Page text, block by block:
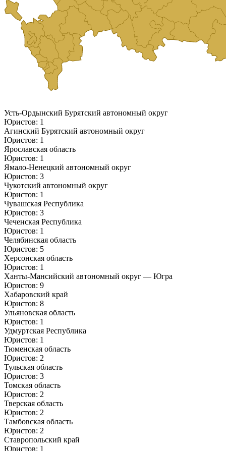
Усть-Ордынский Бурятский автономный округ
Юристов: 1
Агинский Бурятский автономный округ
Юристов: 1
Ярославская область
Юристов: 1
Ямало-Ненецкий автономный округ
Юристов: 3
Чукотский автономный округ
Юристов: 1
Чувашская Республика
Юристов: 3
Чеченская Республика
Юристов: 1
Челябинская область
Юристов: 5
Херсонская область
Юристов: 1
Ханты-Мансийский автономный округ — Югра
Юристов: 9
Хабаровский край
Юристов: 8
Ульяновская область
Юристов: 1
Удмуртская Республика
Юристов: 1
Тюменская область
Юристов: 2
Тульская область
Юристов: 3
Томская область
Юристов: 2
Тверская область
Юристов: 2
Тамбовская область
Юристов: 2
Ставропольский край
Юристов: 1